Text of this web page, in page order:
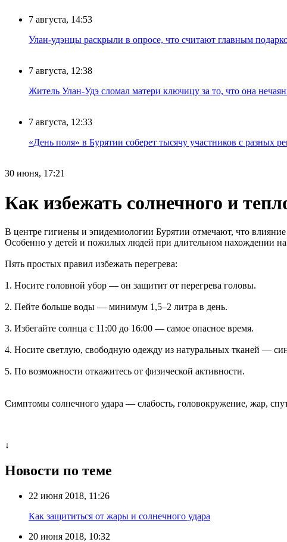
7 августа, 14:53
Улан-удэнцы раскрыли в опросе, что считают главным
7 августа, 12:38
Житель Улан-Удэ сломал матери ключицу за то, что она
7 августа, 12:33
«День поля» в Бурятии соберет тысячу участников с разных
30 июня, 17:21
Как избежать солнечного и
В центре гигиены и эпидемиологии Бурятии отмечают, что
Особенно у детей и пожилых людей при длительном нахождении на
Пять простых правил избежать перегрева:
1. Носите головной убор — он защитит от перегрева головы.
2. Пейте больше воды — минимум 1,5–2 литра в день.
3. Избегайте солнца с 11:00 до 16:00 — самое опасное время.
4. Носите светлую, свободную одежду из натуральных тканей —
5. По возможности откажитесь от физической активности.
Симптомы солнечного удара — слабость, головокружение, жар,
↓
Новости по теме
22 июня 2018, 11:26
Как защититься от жары и солнечного удара
20 июня 2018, 10:32